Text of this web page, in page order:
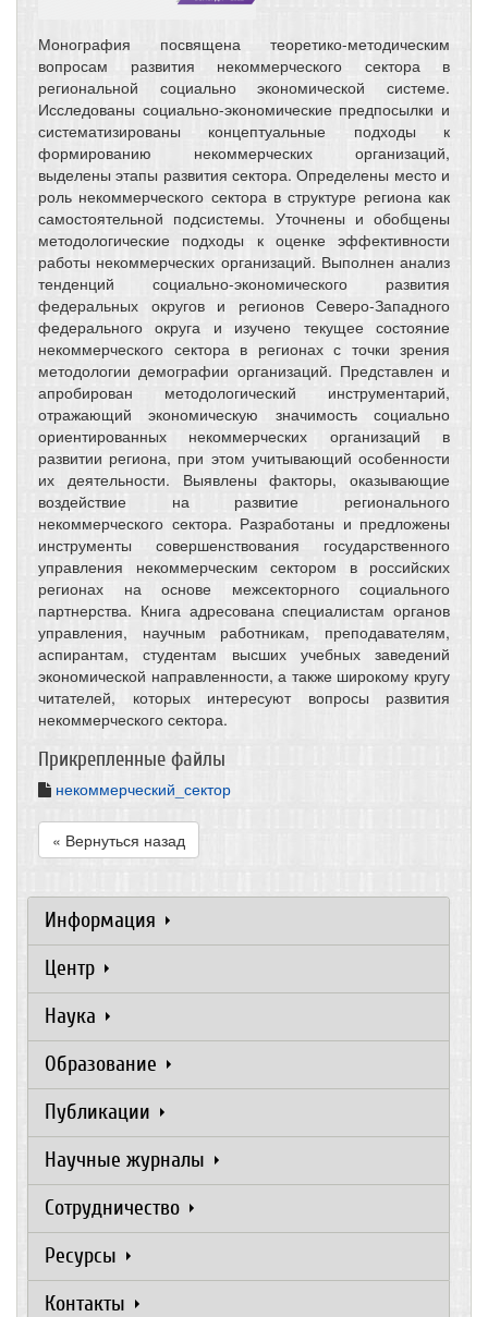
Монография посвящена теоретико-методическим
вопросам развития некоммерческого сектора в
региональной социально экономической системе.
Исследованы социально-экономические предпосылки и
систематизированы концептуальные подходы к
формированию некоммерческих организаций,
выделены этапы развития сектора. Определены место и
роль некоммерческого сектора в структуре региона как
самостоятельной подсистемы. Уточнены и обобщены
методологические подходы к оценке эффективности
работы некоммерческих организаций. Выполнен анализ
тенденций социально-экономического развития
федеральных округов и регионов Северо-Западного
федерального округа и изучено текущее состояние
некоммерческого сектора в регионах с точки зрения
методологии демографии организаций. Представлен и
апробирован методологический инструментарий,
отражающий экономическую значимость социально
ориентированных некоммерческих организаций в
развитии региона, при этом учитывающий особенности
их деятельности. Выявлены факторы, оказывающие
воздействие на развитие регионального
некоммерческого сектора. Разработаны и предложены
инструменты совершенствования государственного
управления некоммерческим сектором в российских
регионах на основе межсекторного социального
партнерства. Книга адресована специалистам органов
управления, научным работникам, преподавателям,
аспирантам, студентам высших учебных заведений
экономической направленности, а также широкому кругу
читателей, которых интересуют вопросы развития
некоммерческого сектора.
Прикрепленные файлы
некоммерческий_сектор
« Вернуться назад
Информация
Центр
Наука
Образование
Публикации
Научные журналы
Сотрудничество
Ресурсы
Контакты